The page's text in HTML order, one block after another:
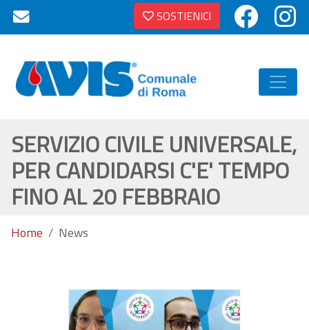
SOSTIENICI
SERVIZIO CIVILE UNIVERSALE,
PER CANDIDARSI C'E' TEMPO
FINO AL 20 FEBBRAIO
Home News